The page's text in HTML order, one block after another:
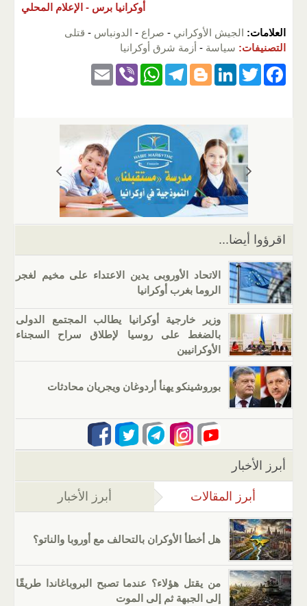
أوكرانيا برس - الإعلام المحلي
العلامات: الجيش الأوكراني - صراع - الدونباس - قتلى
التصنيفات: سياسة - أزمة شرق أوكرانيا
F
k
T
er
Li
e
dI
n
Bl
g
er
T
gr
a
m
W
s
A
p
p
Vi
اقرؤوا أيضا...
الاتحاد الأوروبى يدين الاعتداء على مخيم لغجر
الروما بغرب أوكرانيا
وزير خارجية أوكرانيا يطالب المجتمع الدولى
بالضغط على روسيا لإطلاق سراح السجناء
الأوكرانيين
بوروشينكو يهنأ أردوغان ويجريان محادثات
أبرز الأخبار
أبرز المقالات (علامة التبويب النشطة)
أبرز الأخبار
هل أخطأ الأوكران بالتحالف مع أوروبا والناتو؟
من يقتل هؤلاء؟ عندما تصبح البروباغاندا طريقًا
إلى الجبهة ثم إلى الموت